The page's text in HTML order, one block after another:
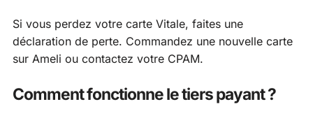
Si vous perdez votre carte Vitale, faites une
déclaration de perte. Commandez une nouvelle carte
sur Ameli ou contactez votre CPAM.
Comment fonctionne le tiers payant ?